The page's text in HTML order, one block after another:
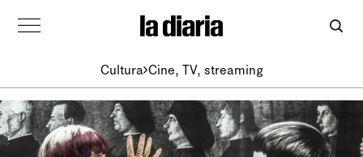
Cultura Cine, TV, streaming